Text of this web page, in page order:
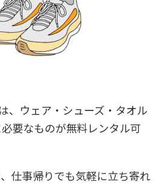
、ウェア・シューズ・タオル
要なものが無料レンタル可
仕事帰りでも気軽に立ち寄れ